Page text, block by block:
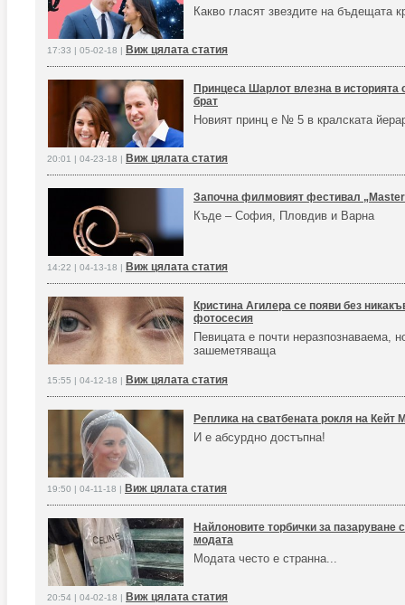
Какво гласят звездите на бъдещата
17:33 | 05-02-18 | Виж цялата статия
Принцеса Шарлот влезна в историята
брат
Новият принц е № 5 в кралската
20:01 | 04-23-18 | Виж цялата статия
Започна филмовият фестивал
Къде – София, Пловдив и Варна
14:22 | 04-13-18 | Виж цялата статия
Кристина Агилера се появи без
фотосесия
Певицата е почти неразпознаваема,
зашеметяваща
15:55 | 04-12-18 | Виж цялата статия
Реплика на сватбената рокля на
И е абсурдно достъпна!
19:50 | 04-11-18 | Виж цялата статия
Найлоновите торбички за пазаруване
модата
Модата често е странна...
20:54 | 04-02-18 | Виж цялата статия